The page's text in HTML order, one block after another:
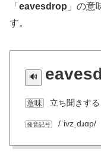
「 eavesdrop 」の意
す。
意味 立ち聞きす
発音記号 /ˈivzˌdɹɑp/